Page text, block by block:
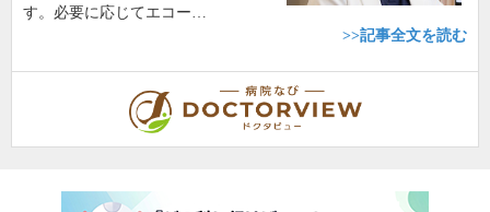
す。必要に応じてエコー…
>>記事全文を読む